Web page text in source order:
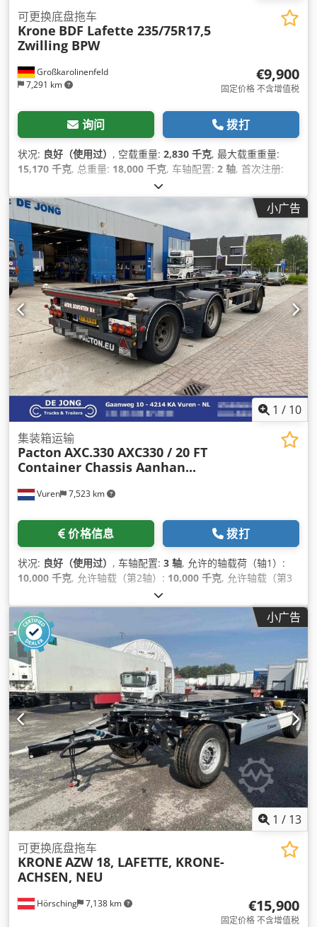
Großkarolinenfeld
7,291 km
可更换底盘拖车
Krone BDF Lafette 235/75R17,5
Zwilling BPW
€9,900
固定价格 不含增值税
询问 拨打
状况: 良好（使用过） , 空载重量: 2,830 千克, 最大载重重量:
15,170 千克, 总重量: 18,000 千克, 车轴配置: 2 轴, 首次注册:
02/2027
235/75R17,5, 设备:防抱死制动系统 (ABS),
小广告
1 / 10
Vuren 7,523 km
集装箱运输
Pacton AXC.330 AXC330 / 20 FT
Container Chassis Aanhan...
价格信息 拨打
状况: 良好（使用过） , 车轴配置: 3 轴, 允许的轴载荷（轴1）:
10,000 千克, 允许轴载（第2轴）: 10,000 千克, 允许轴载（第3
07/2015
宽度:2,500 毫米, 悬挂系统:空气, 轴距:5,660 毫米, 颜色:黑色,
制造年份:
小广告
1 / 13
Hörsching 7,138 km
可更换底盘拖车
KRONE AZW 18, LAFETTE, KRONE-
ACHSEN, NEU
€15,900
固定价格 不含增值税